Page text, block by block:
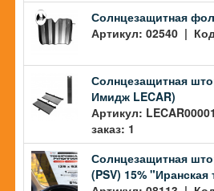
Солнцезащитная
Артикул: 02540 |
Солнцезащитная
Имидж LECAR)
Артикул:
заказ: 1
Солнцезащитная
(PSV) 15%